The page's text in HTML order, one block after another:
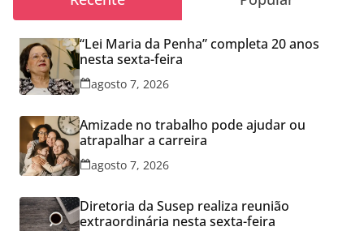
“Lei Maria da Penha” completa 20 anos
nesta sexta-feira
agosto 7, 2026
Amizade no trabalho pode ajudar ou
atrapalhar a carreira
agosto 7, 2026
Diretoria da Susep realiza reunião
extraordinária nesta sexta-feira